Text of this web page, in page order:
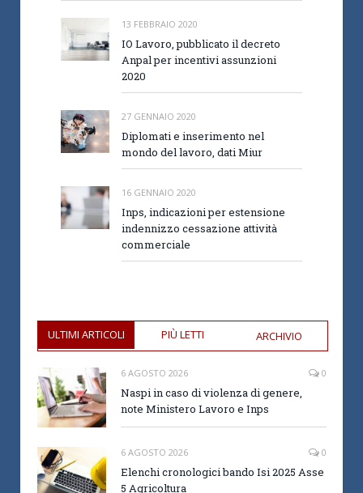
13 FEBBRAIO 2020
IO Lavoro, pubblicato il decreto
Anpal per incentivi assunzioni
2020
27 GENNAIO 2020
Diplomati e inserimento nel
mondo del lavoro, dati Miur
16 GENNAIO 2020
Inps, indicazioni per estensione
indennizzo cessazione attività
commerciale
ULTIMI ARTICOLI PIÙ LETTI ARCHIVIO
6 AGOSTO 2026 0
Naspi in caso di violenza di genere,
note Ministero Lavoro e Inps
6 AGOSTO 2026 0
Elenchi cronologici bando Isi 2025 Asse
5 Agricoltura